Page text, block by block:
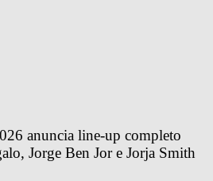
anuncia line-up completo
Jorge Ben Jor e Jorja Smith